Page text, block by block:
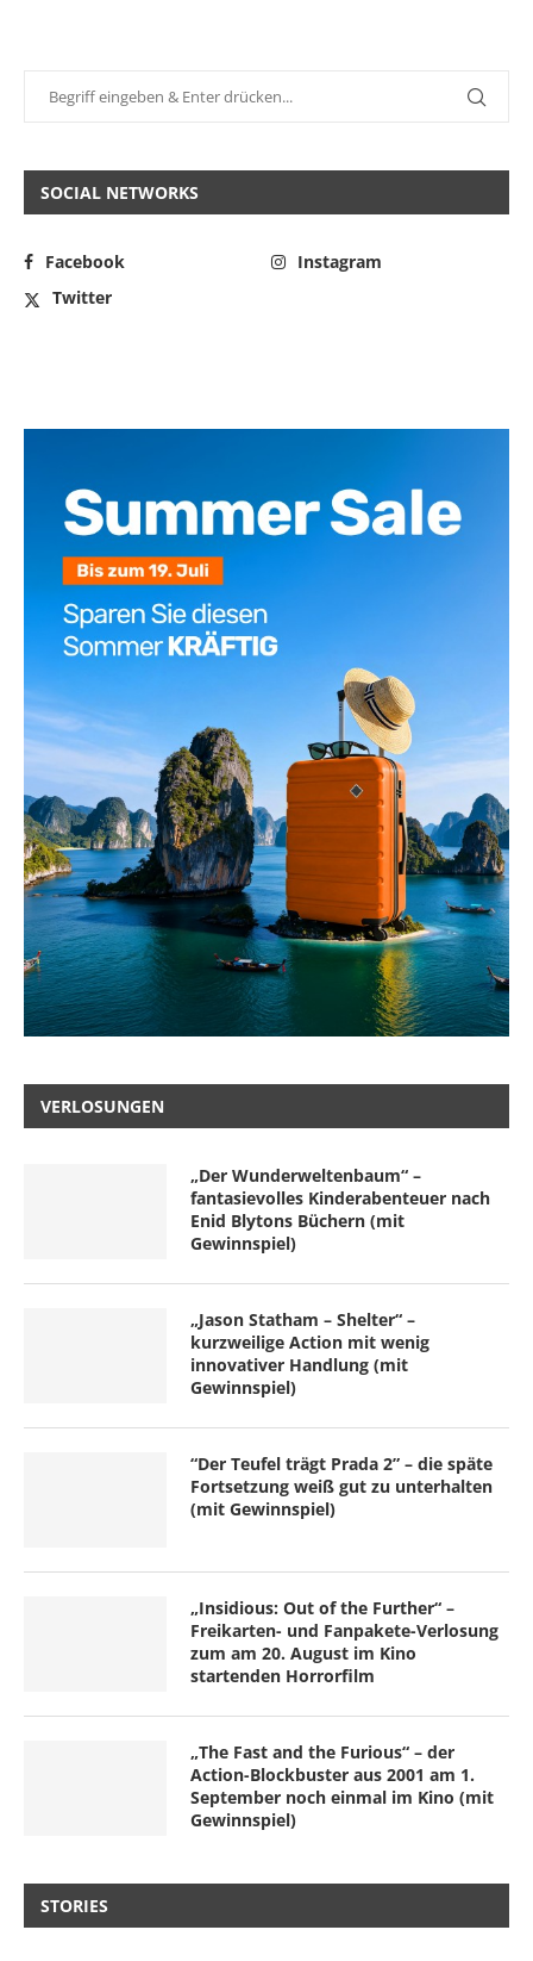
SOCIAL NETWORKS
Facebook
Instagram
Twitter
VERLOSUNGEN
„Der Wunderweltenbaum“ –
fantasievolles Kinderabenteuer nach
Enid Blytons Büchern (mit
Gewinnspiel)
„Jason Statham – Shelter“ –
kurzweilige Action mit wenig
innovativer Handlung (mit
Gewinnspiel)
“Der Teufel trägt Prada 2” – die späte
Fortsetzung weiß gut zu unterhalten
(mit Gewinnspiel)
„Insidious: Out of the Further“ –
Freikarten- und Fanpakete-Verlosung
zum am 20. August im Kino
startenden Horrorfilm
„The Fast and the Furious“ – der
Action-Blockbuster aus 2001 am 1.
September noch einmal im Kino (mit
Gewinnspiel)
STORIES